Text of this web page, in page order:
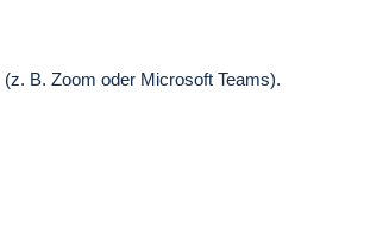
B. Zoom oder Microsoft Teams).